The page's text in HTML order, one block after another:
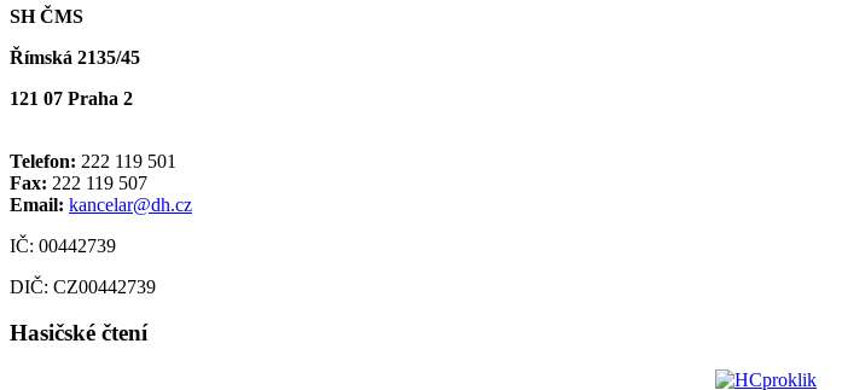
SH ČMS
Římská 2135/45
121 07 Praha 2
Telefon: 222 119 501
Fax: 222 119 507
Email: kancelar@dh.cz
IČ: 00442739
DIČ: CZ00442739
Hasičské čtení